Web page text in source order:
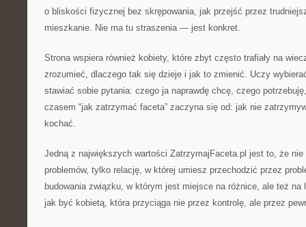
o bliskości fizycznej bez skrępowania, jak przejść przez
mieszkanie. Nie ma tu straszenia — jest konkret.
Strona wspiera również kobiety, które zbyt często trafiały na
zrozumieć, dlaczego tak się dzieje i jak to zmienić. Uczy
stawiać sobie pytania: czego ja naprawdę chcę, czego
czasem “jak zatrzymać faceta” zaczyna się od: jak nie
kochać.
Jedną z największych wartości ZatrzymajFaceta.pl jest to, że nie
problemów, tylko relację, w której umiesz przechodzić przez
budowania związku, w którym jest miejsce na różnice, ale też na
jak być kobietą, która przyciąga nie przez kontrolę, ale przez